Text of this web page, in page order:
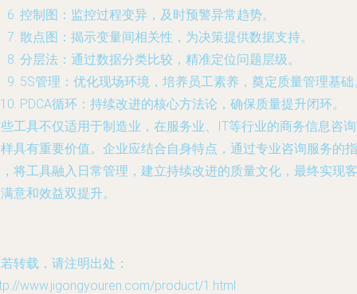
控制图：监控过程变异，及时预警异常趋势。
散点图：揭示变量间相关性，为决策提供数据支持。
分层法：通过数据分类比较，精准定位问题层级。
5S管理：优化现场环境，培养员工素养，奠定质量管理基础
PDCA循环：持续改进的核心方法论，确保质量提升闭环。
工具不仅适用于制造业，在服务业、IT等行业的商务信息咨
具有重要价值。企业应结合自身特点，通过专业咨询服务的指
将工具融入日常管理，建立持续改进的质量文化，最终实现客
意和效益双提升。
转载，请注明出处：
www.jigongyouren.com/product/1.html